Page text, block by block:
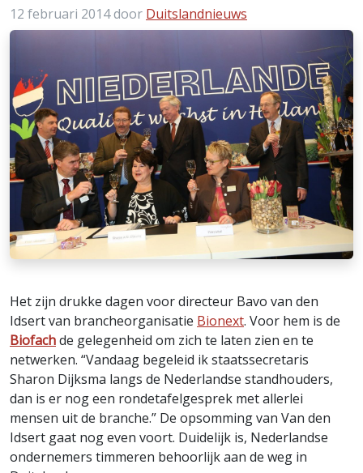
12 februari 2014door Duitslandnieuws
Het zijn drukke dagen voor directeur Bavo van den
Idsert van brancheorganisatie Bionext. Voor hem is de
Biofachde gelegenheid om zich te laten zien en te
netwerken. “Vandaag begeleid ik staatssecretaris
Sharon Dijksma langs de Nederlandse standhouders,
dan is er nog een rondetafelgesprek met allerlei
mensen uit de branche.” De opsomming van Van den
Idsert gaat nog even voort. Duidelijk is, Nederlandse
ondernemers timmeren behoorlijk aan de weg in